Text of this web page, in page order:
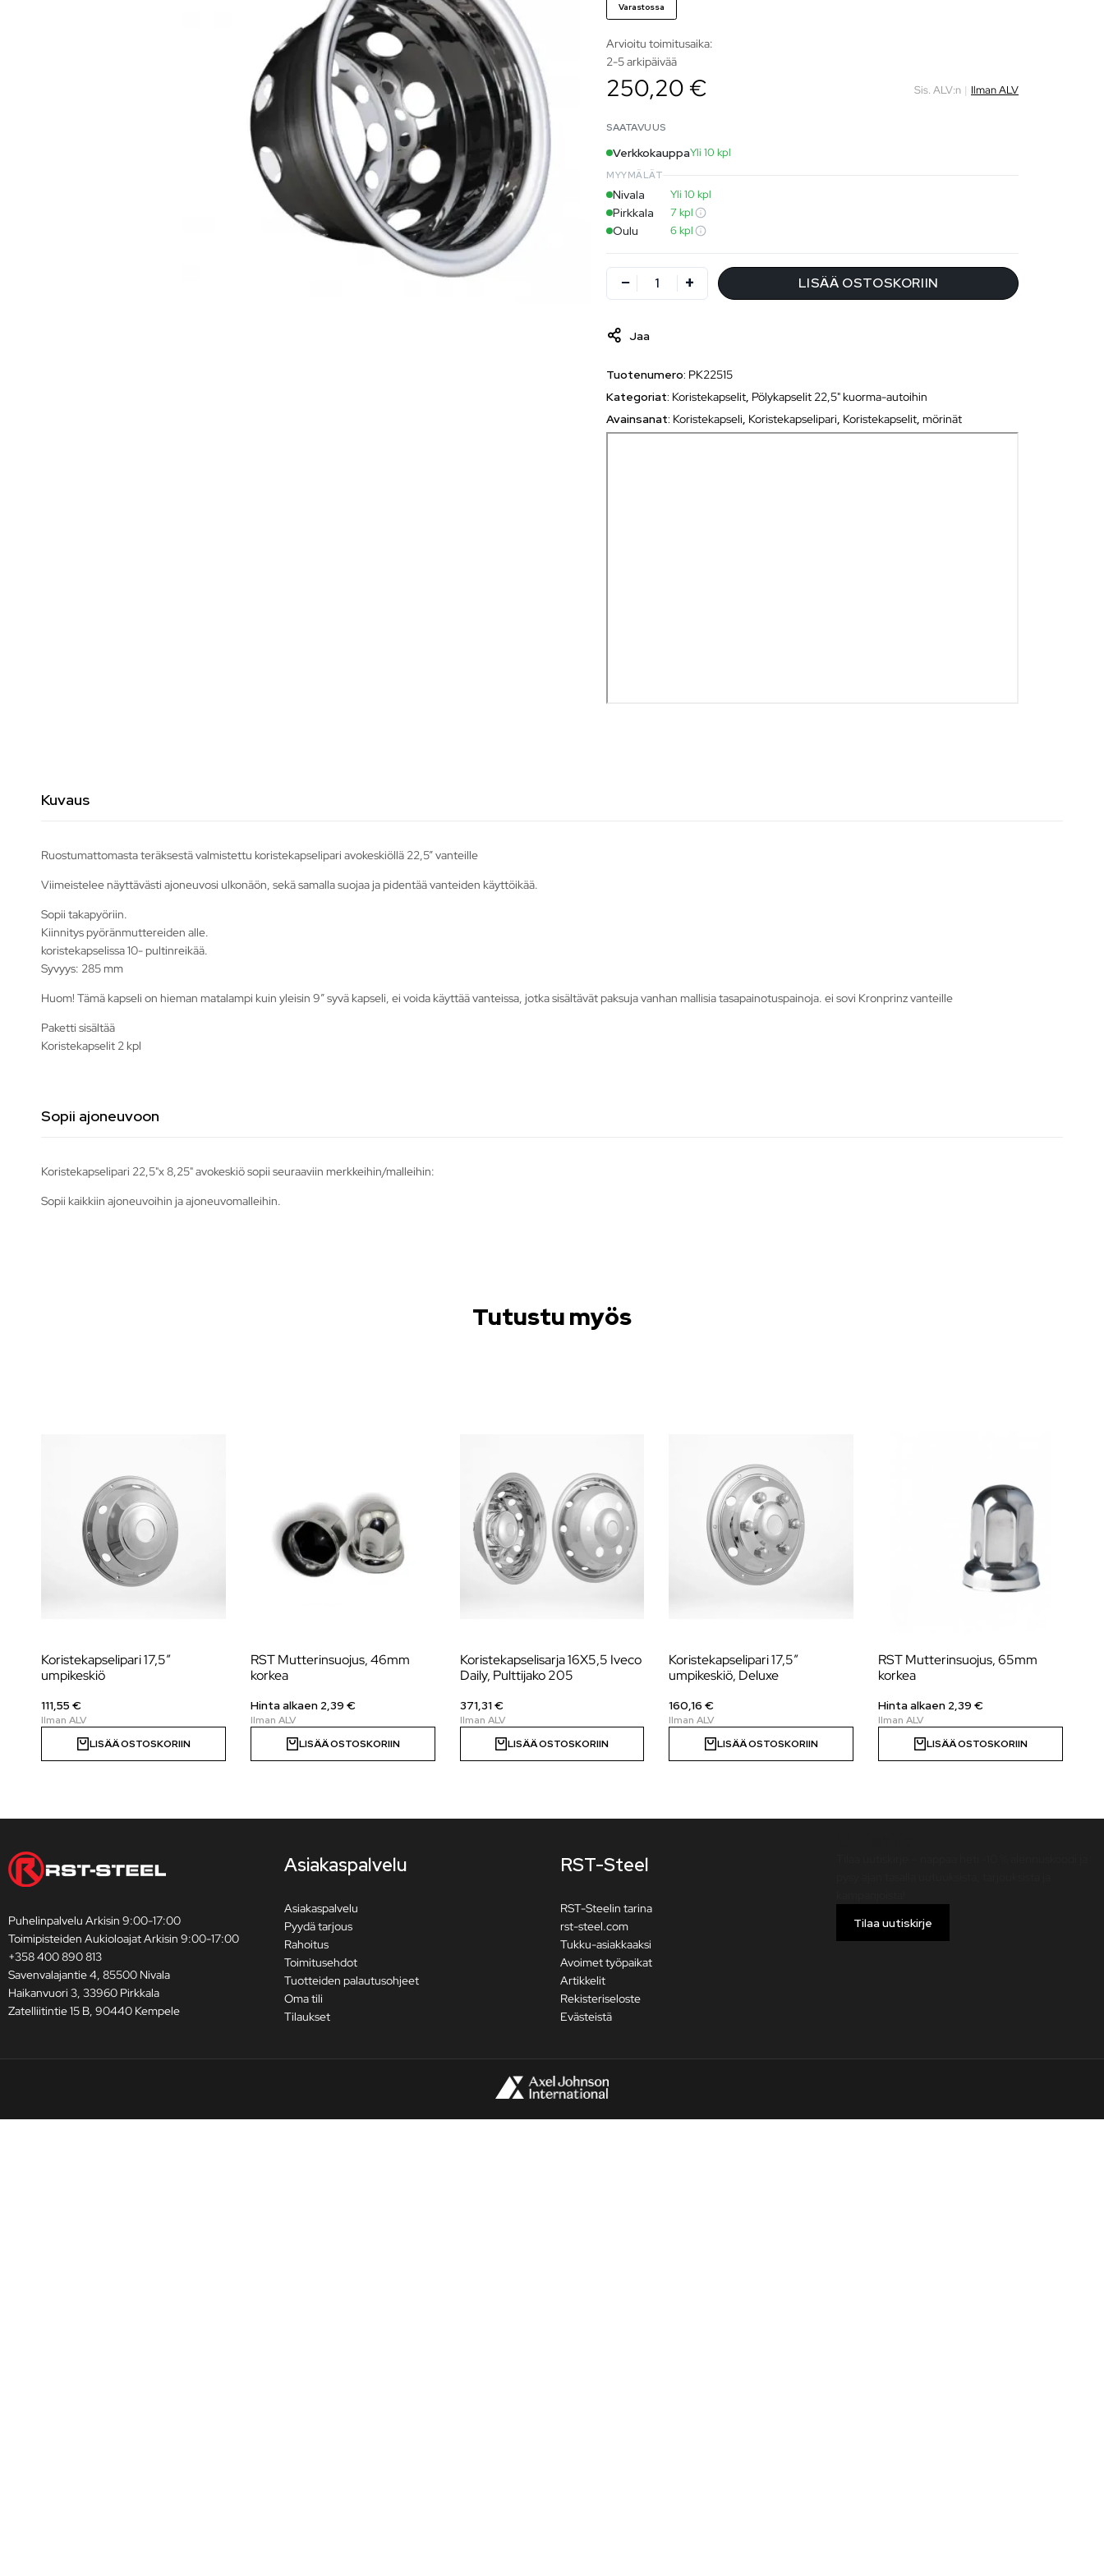
Varastossa
Arvioitu toimitusaika:
2-5 arkipäivää
250,20 € Sis. ALV:n | Ilman ALV
SAATAVUUS
VerkkokauppaYli 10 kpl
MYYMÄLÄT
Nivala Yli 10 kpl
Pirkkala 7 kpl
Oulu 6 kpl
LISÄÄ OSTOSKORIIN
Jaa
Tuotenumero: PK22515
Kategoriat: Koristekapselit Pölykapselit 22,5" kuorma-autoihin
Avainsanat: Koristekapseli Koristekapselipari Koristekapselit ,mörinät
Kuvaus
Ruostumattomasta teräksestä valmistettu koristekapselipari avokeskiöllä 22,5” vanteille
Viimeistelee näyttävästi ajoneuvosi ulkonäön, sekä samalla suojaa ja pidentää vanteiden käyttöikää.
Sopii takapyöriin.
Kiinnitys pyöränmuttereiden alle.
koristekapselissa 10- pultinreikää.
Syvyys: 285 mm
Huom! Tämä kapseli on hieman matalampi kuin yleisin 9″ syvä kapseli, ei voida käyttää vanteissa, jotka sisältävät paksuja vanhan mallisia tasapainotuspainoja. ei sovi Kronprinz vanteille
Paketti sisältää
Koristekapselit 2 kpl
Sopii ajoneuvoon
Koristekapselipari 22,5"x 8,25" avokeskiö sopii seuraaviin merkkeihin/malleihin:
Sopii kaikkiin ajoneuvoihin ja ajoneuvomalleihin.
Tutustu myös
Koristekapselipari 17,5″
umpikeskiö
111,55 €
LISÄÄ OSTOSKORIIN
RST Mutterinsuojus, 46mm
korkea
Hinta alkaen 2,39 €
LISÄÄ OSTOSKORIIN
Koristekapselisarja 16X5,5 Iveco
Daily, Pulttijako 205
371,31 €
LISÄÄ OSTOSKORIIN
Koristekapselipari 17,5″
umpikeskiö, Deluxe
160,16 €
LISÄÄ OSTOSKORIIN
RST Mutterinsuojus, 65mm
korkea
Hinta alkaen 2,39 €
LISÄÄ OSTOSKORIIN
Puhelinpalvelu Arkisin 9:00-17:00
Toimipisteiden Aukioloajat Arkisin 9:00-17:00
+358 400 890 813
Savenvalajantie 4, 85500 Nivala
Haikanvuori 3, 33960 Pirkkala
Zatelliitintie 15 B, 90440 Kempele
Asiakaspalvelu
Asiakaspalvelu
Pyydä tarjous
Rahoitus
Toimitusehdot
Tuotteiden palautusohjeet
Oma tili
Tilaukset
RST-Steel
RST-Steelin tarina
rst-steel.com
Tukku-asiakkaaksi
Avoimet työpaikat
Artikkelit
Rekisteriseloste
Evästeistä
Tilaa uutiskirje